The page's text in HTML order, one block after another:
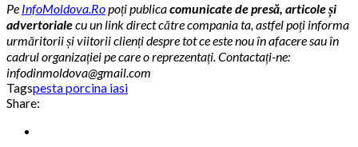
Pe InfoMoldova.Ropoți publicacomunicate de presă, articole și
advertorialecu un link direct către compania ta, astfel poți informa
urmăritorii și viitorii clienți despre tot ce este nou în afacere sau în
cadrul organizației pe care o reprezentați. Contactați-ne:
infodinmoldova@gmail.com
Tagspesta porcina iasi
Share: